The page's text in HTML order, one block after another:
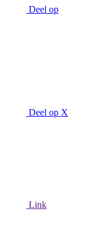
Deel op
Deel op X
Link